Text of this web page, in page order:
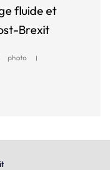
fluide et
Brexit
photo